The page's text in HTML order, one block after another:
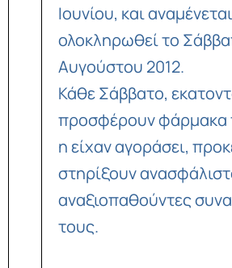
Ιουνίου, και
ολοκληρωθεί το
Αυγούστου 2012.
Κάθε Σάββατο,
προσφέρουν φάρμακα
η είχαν αγοράσει,
στηρίξουν
αναξιοπαθούντες
τους.